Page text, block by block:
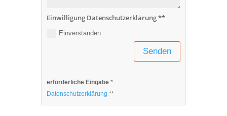
Einwilligung Datenschutzerklärung **
Einverstanden
Senden
erforderliche Eingabe*
Datenschutzerklärung **